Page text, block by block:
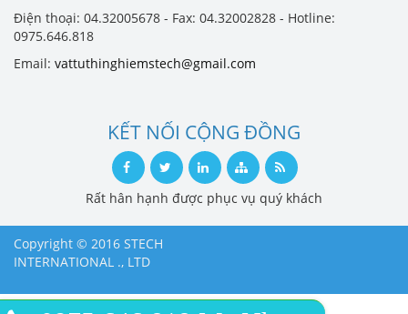
Điện thoại: 04.32005678 - Fax: 04.32002828 - Hotline:
0975.646.818
Email: vattuthinghiemstech@gmail.com
KẾT NỐI CỘNG ĐỒNG
Rất hân hạnh được phục vụ quý khách
Copyright © 2016 STECH
INTERNATIONAL ., LTD